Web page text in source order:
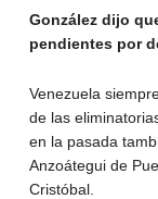
González dijo
pendientes por
Venezuela
de las
en la pasada
Anzoátegui de
Cristóbal.